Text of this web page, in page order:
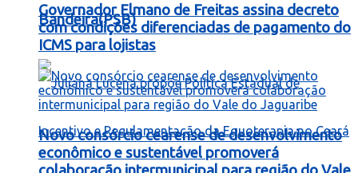
Bandeira(PSB)
Governador Elmano de Freitas assina decreto
com condições diferenciadas de pagamento do
ICMS para lojistas
Novo consórcio cearense de desenvolvimento
econômico e sustentável promoverá